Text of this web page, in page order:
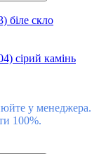
біле скло
у менеджера.
100%.